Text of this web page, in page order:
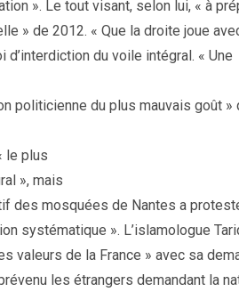
». Le tout visant, selon lui, « à
» de 2012. « Que la droite joue
du voile intégral. « Une
politicienne du plus mauvais goût »
le plus
», mais
des mosquées de Nantes a
systématique ». L’islamologue
valeurs de la France » avec sa
les étrangers demandant la